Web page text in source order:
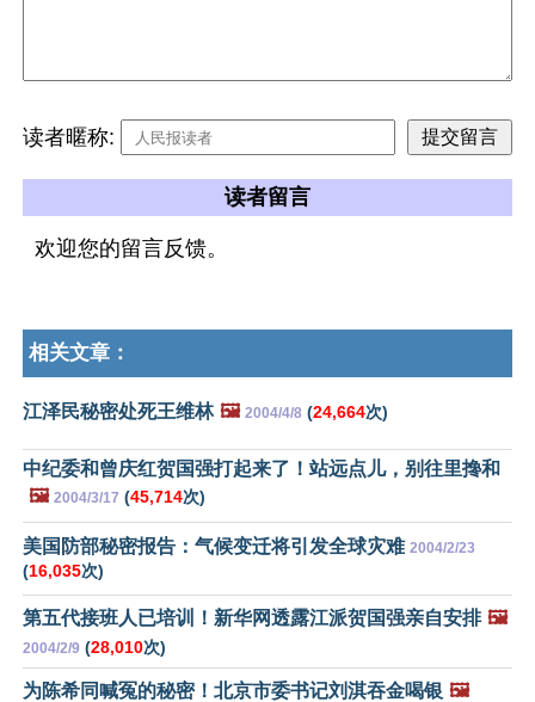
读者暱称:
读者留言
欢迎您的留言反馈。
相关文章：
江泽民秘密处死王维林 🖼️ 2004/4/8 (24,664次)
中纪委和曾庆红贺国强打起来了！站远点儿，别往里搀和
🖼️ 2004/3/17 (45,714次)
美国防部秘密报告：气候变迁将引发全球灾难 2004/2/23
(16,035次)
第五代接班人已培训！新华网透露江派贺国强亲自安排 🖼️
2004/2/9 (28,010次)
为陈希同喊冤的秘密！北京市委书记刘淇吞金喝银 🖼️